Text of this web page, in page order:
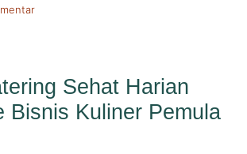
Sehat Harian
Bisnis Kuliner Pemula